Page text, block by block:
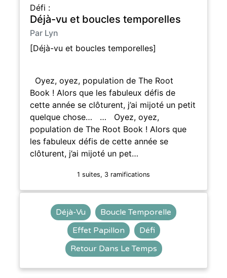
Défi :
Déjà-vu et boucles temporelles
Par Lyn
[Déjà-vu et boucles temporelles]
Oyez, oyez, population de The Root
Book ! Alors que les fabuleux défis de
cette année se clôturent, j’ai mijoté un petit
quelque chose… … Oyez, oyez,
population de The Root Book ! Alors que
les fabuleux défis de cette année se
clôturent, j’ai mijoté un pet…
1 suites, 3 ramifications
Déjà-Vu
Boucle Temporelle
Effet Papillon
Défi
Retour Dans Le Temps